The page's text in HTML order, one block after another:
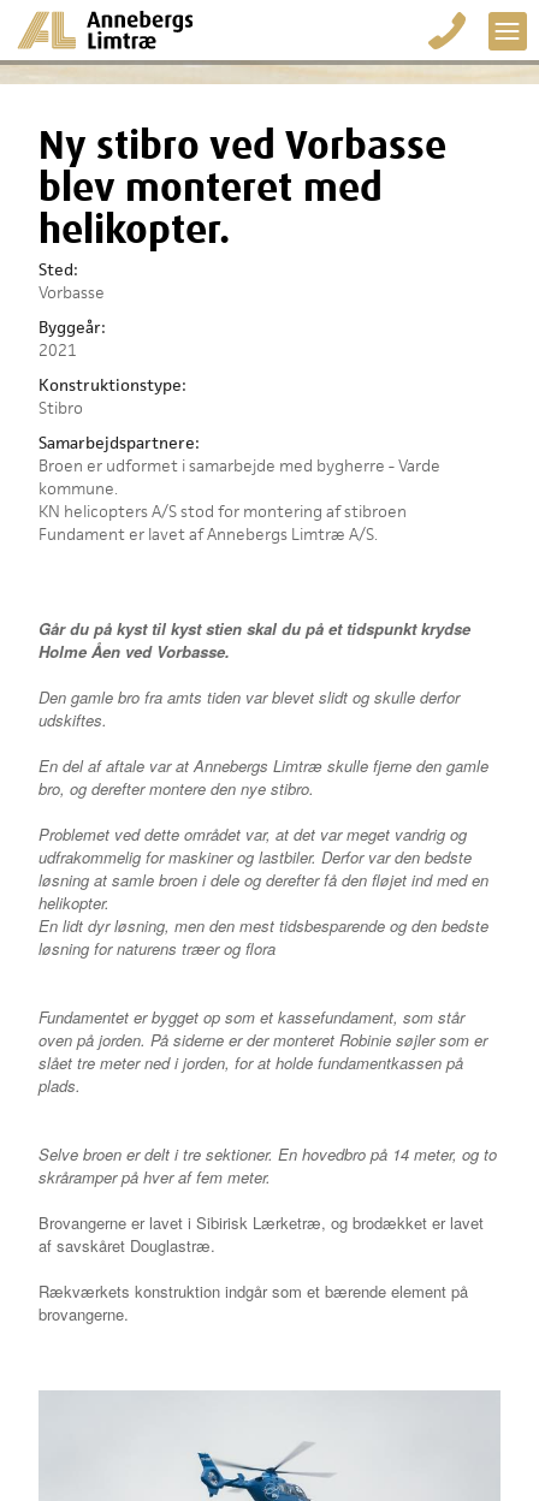
Ny stibro ved Vorbasse
blev monteret med
helikopter.
Sted:
Vorbasse
Byggeår:
2021
Konstruktionstype:
Stibro
Samarbejdspartnere:
Broen er udformet i samarbejde med bygherre - Varde
kommune.
KN helicopters A/S stod for montering af stibroen
Fundament er lavet af Annebergs Limtræ A/S.
Går du på kyst til kyst stien skal du på et tidspunkt krydse
Holme Åen ved Vorbasse.
Den gamle bro fra amts tiden var blevet slidt og skulle derfor
udskiftes.
En del af aftale var at Annebergs Limtræ skulle fjerne den gamle
bro, og derefter montere den nye stibro.
Problemet ved dette området var, at det var meget vandrig og
udfrakommelig for maskiner og lastbiler. Derfor var den bedste
løsning at samle broen i dele og derefter få den fløjet ind med en
helikopter.
En lidt dyr løsning, men den mest tidsbesparende og den bedste
løsning for naturens træer og flora
Fundamentet er bygget op som et kassefundament, som står
oven på jorden. På siderne er der monteret Robinie søjler som er
slået tre meter ned i jorden, for at holde fundamentkassen på
plads.
Selve broen er delt i tre sektioner. En hovedbro på 14 meter, og to
skråramper på hver af fem meter.
Brovangerne er lavet i Sibirisk Lærketræ, og brodækket er lavet
af savskåret Douglastræ.
Rækværkets konstruktion indgår som et bærende element på
brovangerne.